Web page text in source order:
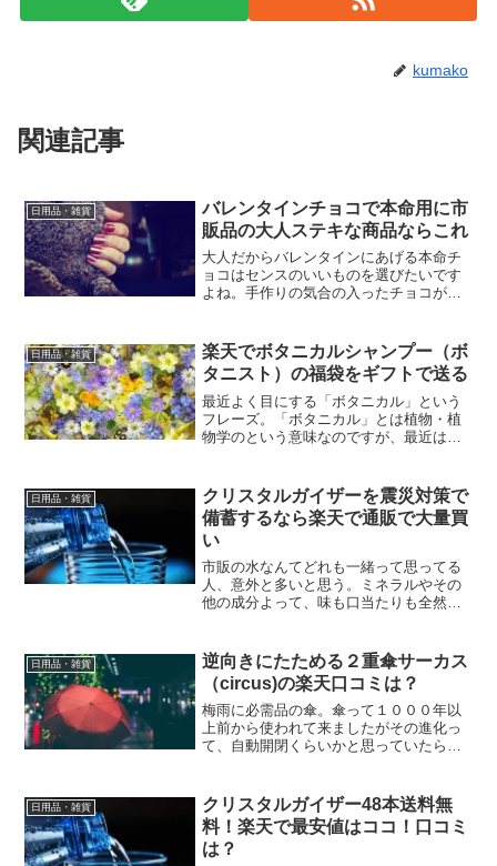
kumako
関連記事
日用品・雑貨
バレンタインチョコで本命用に市
販品の大人ステキな商品ならこれ
大人だからバレンタインにあげる本命チ
ョコはセンスのいいものを選びたいです
よね。手作りの気合の入ったチョコがい
品で選ぶなら、あなたのセンスを最大限
にいかしてステキなチョコ...
日用品・雑貨
楽天でボタニカルシャンプー（ボ
タニスト）の福袋をギフトで送る
最近よく目にする「ボタニカル」という
フレーズ。「ボタニカル」とは植物・植
物学のという意味なのですが、最近は植
ー」のラインナップがずらっと並べられ
ていますね。ボタニカルシ...
日用品・雑貨
クリスタルガイザーを震災対策で
備蓄するなら楽天で通販で大量買
い
市販の水なんてどれも一緒って思ってる
人、意外と多いと思う。ミネラルやその
他の成分よって、味も口当たりも全然違
とが重要。外出先で買うのはモチロン、
災害時に一番必要となって...
日用品・雑貨
逆向きにたためる２重傘サーカス
（circus)の楽天口コミは？
梅雨に必需品の傘。傘って１０００年以
上前から使われて来ましたがその進化っ
て、自動開閉くらいかと思っていたら、
れ？すごい傘よね」と周りの注目をあび
ること間違いなしの逆向きに...
日用品・雑貨
クリスタルガイザー48本送料無
料！楽天で最安値はココ！口コミ
は？